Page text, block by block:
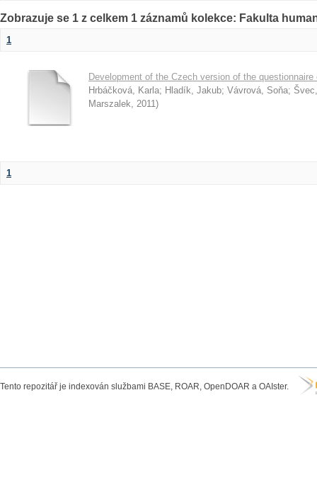
Zobrazuje se 1 z celkem 1 záznamů kolekce: Fakulta
1
Development of the Czech version of the
Hrbáčková, Karla; Hladík, Jakub; Vávrová, Soňa;
Marszalek, 2011)
1
Tento repozitář je indexován službami BASE, ROAR, OpenDOAR a OAIster.